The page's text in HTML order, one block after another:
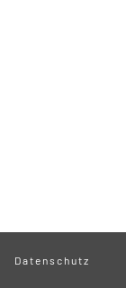
Datenschutz